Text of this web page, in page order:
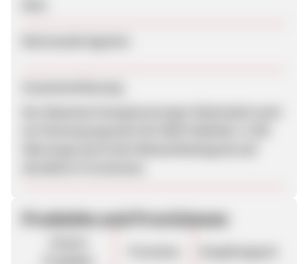
Produkte und Provisionen